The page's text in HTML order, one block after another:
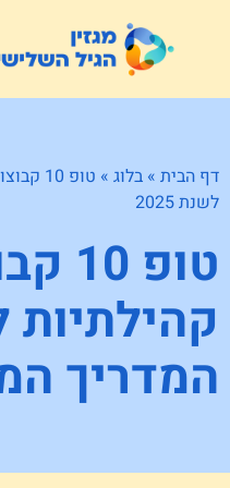
דף הבית » בלוג »
טופ
לשנת 2025
המדריך